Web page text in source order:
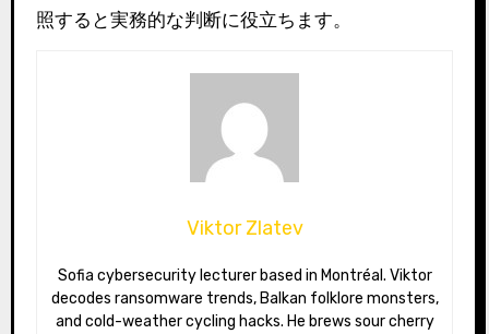
照すると実務的な判断に役立ちます。
Viktor Zlatev
Sofia cybersecurity lecturer based in Montréal. Viktor
decodes ransomware trends, Balkan folklore monsters,
and cold-weather cycling hacks. He brews sour cherry